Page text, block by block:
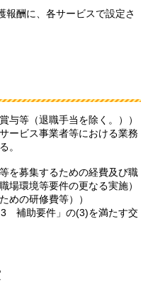
報酬に、各サービスで設定さ
与等（退職手当を除く。））
ービス事業者等における業務
。
を募集するための経費及び職
場環境等要件の更なる実施）
めの研修費等））
補助要件 」の(3)を満たす交